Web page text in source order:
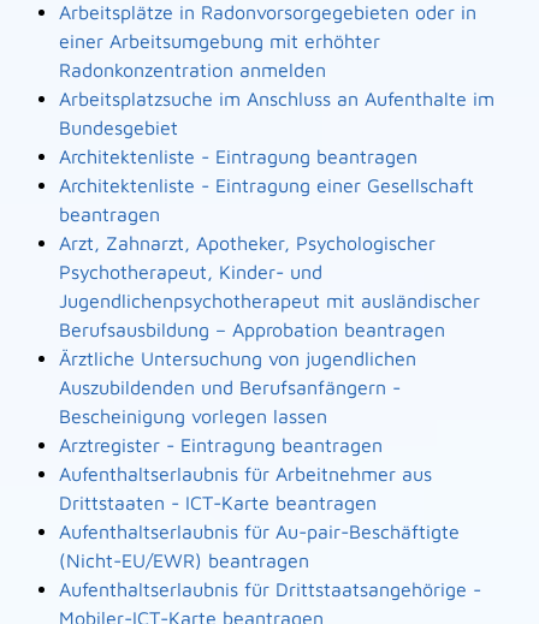
Arbeitsplätze in Radonvorsorgegebieten oder in
einer Arbeitsumgebung mit erhöhter
Radonkonzentration anmelden
Arbeitsplatzsuche im Anschluss an Aufenthalte im
Bundesgebiet
Architektenliste - Eintragung beantragen
Architektenliste - Eintragung einer Gesellschaft
beantragen
Arzt, Zahnarzt, Apotheker, Psychologischer
Psychotherapeut, Kinder- und
Jugendlichenpsychotherapeut mit ausländischer
Berufsausbildung – Approbation beantragen
Ärztliche Untersuchung von jugendlichen
Auszubildenden und Berufsanfängern -
Bescheinigung vorlegen lassen
Arztregister - Eintragung beantragen
Aufenthaltserlaubnis für Arbeitnehmer aus
Drittstaaten - ICT-Karte beantragen
Aufenthaltserlaubnis für Au-pair-Beschäftigte
(Nicht-EU/EWR) beantragen
Aufenthaltserlaubnis für Drittstaatsangehörige -
Mobiler-ICT-Karte beantragen